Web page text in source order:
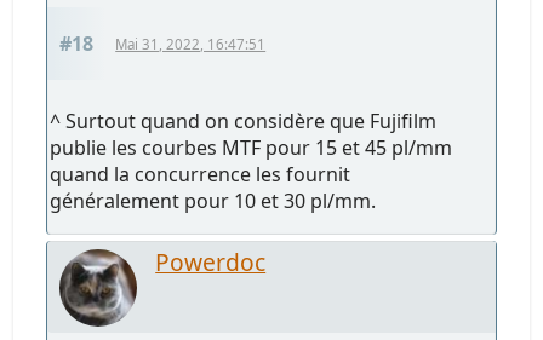
#18 Mai 31, 2022, 16:47:51
^ Surtout quand on considère que Fujifilm
publie les courbes MTF pour 15 et 45 pl/mm
quand la concurrence les fournit
généralement pour 10 et 30 pl/mm.
Powerdoc